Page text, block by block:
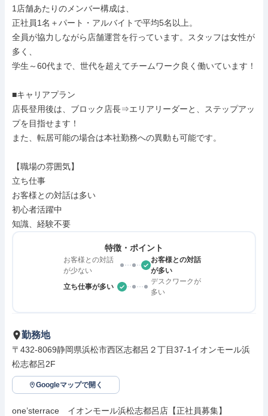
1店舗あたりのメンバー構成は、
正社員1名＋パート・アルバイトで平均5名以上。
全員が協力しながら店舗運営を行っています。スタッフは女性が
多く、
学生～60代まで、世代を超えてチームワーク良く働いています！
■キャリアプラン
店長登用後は、ブロック店長⇒エリアリーダーと、ステップアッ
プを目指せます！
また、転居可能の場合は本社勤務への異動も可能です。
【職場の雰囲気】
立ち仕事
お客様との対話は多い
初心者活躍中
知識、経験不要
特徴・ポイント
お客様との対話
が少ない
お客様との対話
が多い
立ち仕事が多い
デスクワークが
多い
勤務地
〒432-8069静岡県浜松市西区志都呂２丁目37-1イオンモール浜
松志都呂2F
Googleマップで開く
one’sterrace　イオンモール浜松志都呂店【正社員募集】